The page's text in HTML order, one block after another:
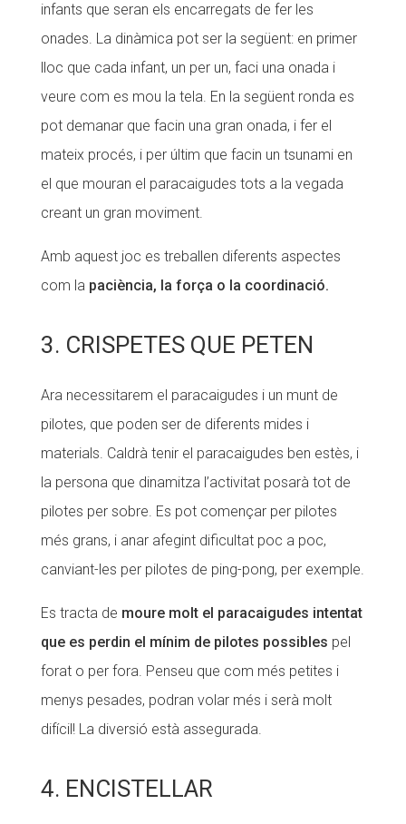
infants que seran els encarregats de fer les
onades. La dinàmica pot ser la següent: en primer
lloc que cada infant, un per un, faci una onada i
veure com es mou la tela. En la següent ronda es
pot demanar que facin una gran onada, i fer el
mateix procés, i per últim que facin un tsunami en
el que mouran el paracaigudes tots a la vegada
creant un gran moviment.
Amb aquest joc es treballen diferents aspectes
com la paciència, la força o la coordinació.
3. CRISPETES QUE PETEN
Ara necessitarem el paracaigudes i un munt de
pilotes, que poden ser de diferents mides i
materials. Caldrà tenir el paracaigudes ben estès, i
la persona que dinamitza l’activitat posarà tot de
pilotes per sobre. Es pot començar per pilotes
més grans, i anar afegint dificultat poc a poc,
canviant-les per pilotes de ping-pong, per exemple.
Es tracta de moure molt el paracaigudes intentat
que es perdin el mínim de pilotes possibles pel
forat o per fora. Penseu que com més petites i
menys pesades, podran volar més i serà molt
difícil! La diversió està assegurada.
4. ENCISTELLAR